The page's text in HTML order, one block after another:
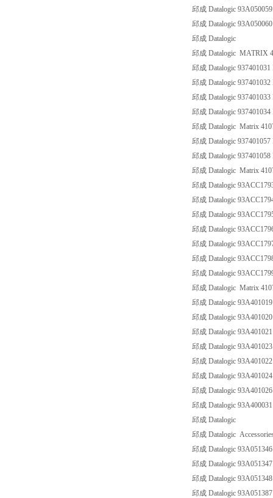
邱成 Datalogic
邱成 Datalogic
邱成 Datalogic
邱成 Datalogic MATRIX
邱成 Datalogic
邱成 Datalogic
邱成 Datalogic
邱成 Datalogic
邱成 Datalogic Matrix
邱成 Datalogic
邱成 Datalogic
邱成 Datalogic Matrix
邱成 Datalogic
邱成 Datalogic
邱成 Datalogic
邱成 Datalogic
邱成 Datalogic
邱成 Datalogic
邱成 Datalogic
邱成 Datalogic Matrix
邱成 Datalogic
邱成 Datalogic
邱成 Datalogic
邱成 Datalogic
邱成 Datalogic
邱成 Datalogic
邱成 Datalogic
邱成 Datalogic
邱成 Datalogic
邱成 Datalogic
邱成 Datalogic
邱成 Datalogic
邱成 Datalogic
邱成 Datalogic